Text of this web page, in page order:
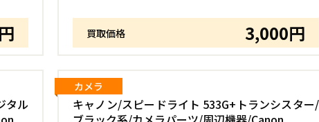
買取価格 3,000円
タル
キャノン/スピードライト 533G+トランシスター/
カメラ